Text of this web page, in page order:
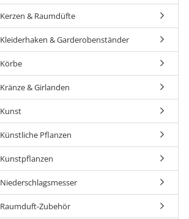
Kerzen & Raumdüfte
Kleiderhaken & Garderobenständer
Körbe
Kränze & Girlanden
Kunst
Künstliche Pflanzen
Kunstpflanzen
Niederschlagsmesser
Raumduft-Zubehör